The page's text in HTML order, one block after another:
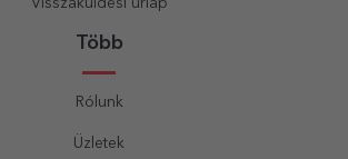
Több
Rólunk
Üzletek